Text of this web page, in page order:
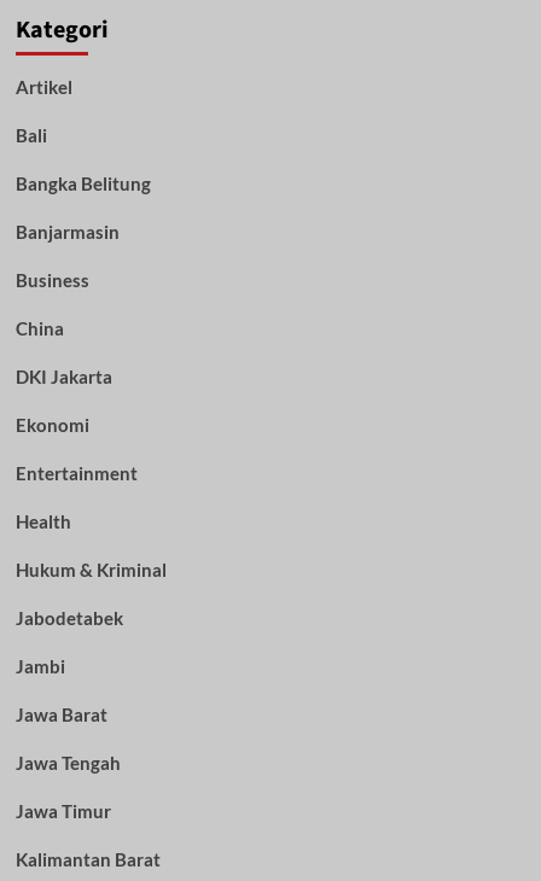
Kategori
Artikel
Bali
Bangka Belitung
Banjarmasin
Business
China
DKI Jakarta
Ekonomi
Entertainment
Health
Hukum & Kriminal
Jabodetabek
Jambi
Jawa Barat
Jawa Tengah
Jawa Timur
Kalimantan Barat